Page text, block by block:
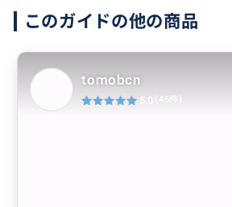
このガイドの他の商品
tomobcn
5.0 (45件)